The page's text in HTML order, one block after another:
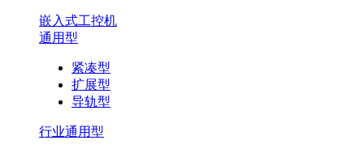
嵌入式工控机
通用型
紧凑型
扩展型
导轨型
行业通用型